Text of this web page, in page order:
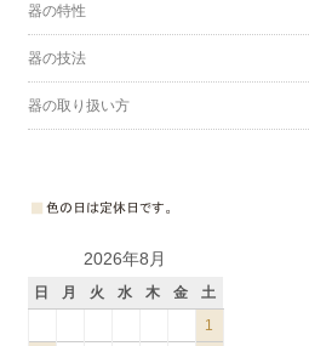
器の特性
器の技法
器の取り扱い方
2026年8月
日 月 火 水 木 金
土
1